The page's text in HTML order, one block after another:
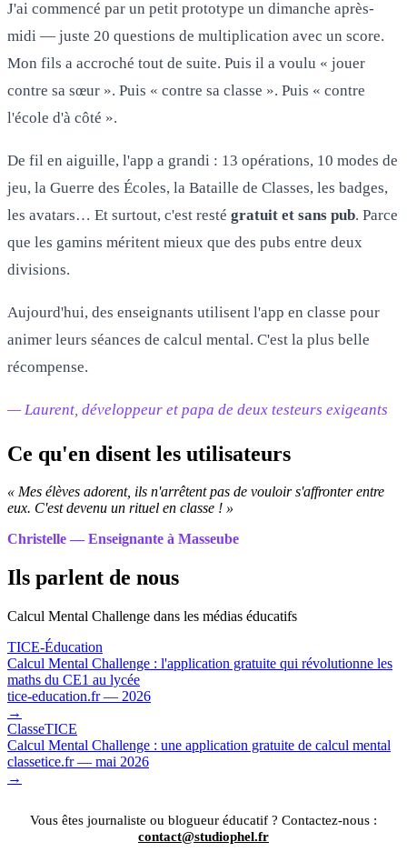
J'ai commencé par un petit prototype un dimanche après-
midi — juste 20 questions de multiplication avec un score.
Mon fils a accroché tout de suite. Puis il a voulu « jouer
contre sa sœur ». Puis « contre sa classe ». Puis « contre
l'école d'à côté ».
De fil en aiguille, l'app a grandi : 13 opérations, 10 modes de
jeu, la Guerre des Écoles, la Bataille de Classes, les badges,
les avatars… Et surtout, c'est resté gratuit et sans pub. Parce
que les gamins méritent mieux que des pubs entre deux
divisions.
Aujourd'hui, des enseignants utilisent l'app en classe pour
animer leurs séances de calcul mental. C'est la plus belle
récompense.
— Laurent, développeur et papa de deux testeurs exigeants
Ce qu'en disent les utilisateurs
« Mes élèves adorent, ils n'arrêtent pas de vouloir s'affronter entre
eux. C'est devenu un rituel en classe ! »
Christelle — Enseignante à Masseube
Ils parlent de nous
Calcul Mental Challenge dans les médias éducatifs
TICE-Éducation
Calcul Mental Challenge : l'application gratuite qui révolutionne les
maths du CE1 au lycée
tice-education.fr — 2026
→
ClasseTICE
Calcul Mental Challenge : une application gratuite de calcul mental
classetice.fr — mai 2026
→
Vous êtes journaliste ou blogueur éducatif ? Contactez-nous :
contact@studiophel.fr